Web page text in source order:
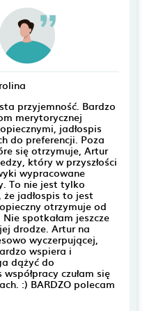
przyjemność. Bardzo
merytorycznej
jadłospis
do preferencji. Poza
się otrzymuje, Artur
który w przyszłości
wypracowane
To nie jest tylko
jadłospis to jest
otrzymuje od
spotkałam jeszcze
drodze. Artur na
wyczerpującej,
wspiera i
dążyć do
czułam się
:) BARDZO polecam